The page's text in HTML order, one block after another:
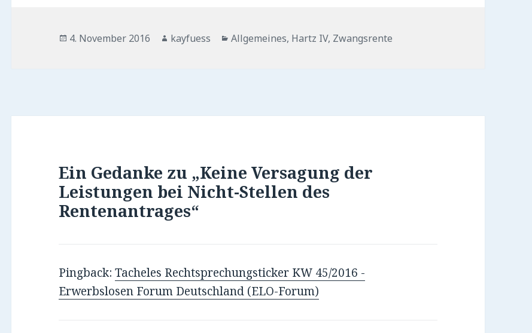
Veröffentlicht
4. November 2016 Autor
kayfuess Kategorien
Allgemeines, Hartz IV, Zwangsrente
Ein Gedanke zu „Keine Versagung der
Leistungen bei Nicht-Stellen des
Rentenantrages“
Pingback:Tacheles Rechtsprechungsticker KW 45/2016 -
Erwerbslosen Forum Deutschland (ELO-Forum)